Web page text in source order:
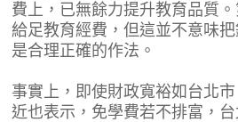
費上，已無餘力提升教育品質
給足教育經費，但這並不意味
是合理正確的作法。
事實上，即使財政寬裕如台北
近也表示，免學費若不排富，